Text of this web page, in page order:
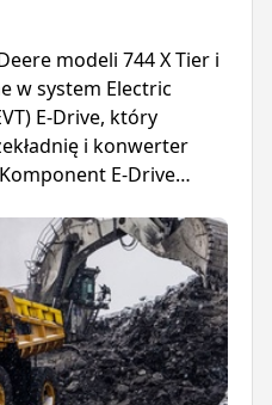
modeli 744 X Tier i
w system Electric
E-Drive, który
i konwerter
E-Drive
złożoność.